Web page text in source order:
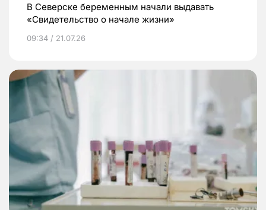
В Северске беременным начали выдавать
«Свидетельство о начале жизни»
09:34 / 21.07.26